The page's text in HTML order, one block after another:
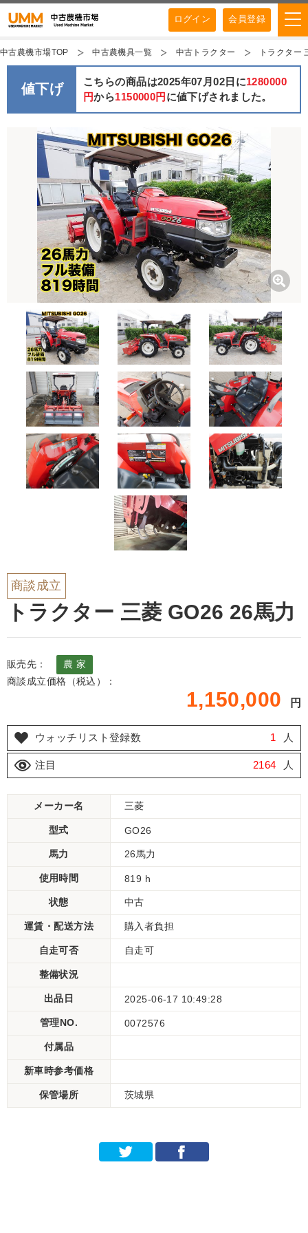
ログイン 会員登録
中古農機市場TOP 中古農機具一覧 中古トラクター トラクター
値下げ こちらの商品は2025年07月02日に1280000
円から1150000円 に値下げされました。
商談成立
トラクター 三菱 GO26 26馬力
販売先：
農 家
商談成立価格（税込）：
1,150,000 円
ウォッチリスト登録数 1 人
注目 2164 人
メーカー名 三菱
型式 GO26
馬力 26馬力
使用時間 819 h
状態 中古
運賃・配送方法 購入者負担
自走可否 自走可
整備状況
出品日 2025-06-17 10:49:28
管理NO. 0072576
付属品
新車時参考価格
保管場所 茨城県